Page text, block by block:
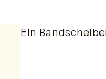
Ein